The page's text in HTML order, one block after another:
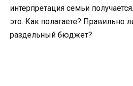
интерпретация семьи
это. Как полагаете? Правильно
раздельный бюджет?